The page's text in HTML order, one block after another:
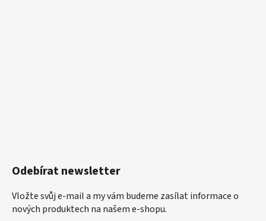
Odebírat newsletter
Vložte svůj e-mail a my vám budeme zasílat informace o
nových produktech na našem e-shopu.